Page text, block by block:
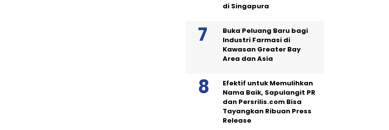
di Singapura
Buka Peluang Baru bagi
Industri Farmasi di
Kawasan Greater Bay
Area dan Asia
Efektif untuk Memulihkan
Nama Baik, Sapulangit PR
dan Persrilis.com Bisa
Tayangkan Ribuan Press
Release